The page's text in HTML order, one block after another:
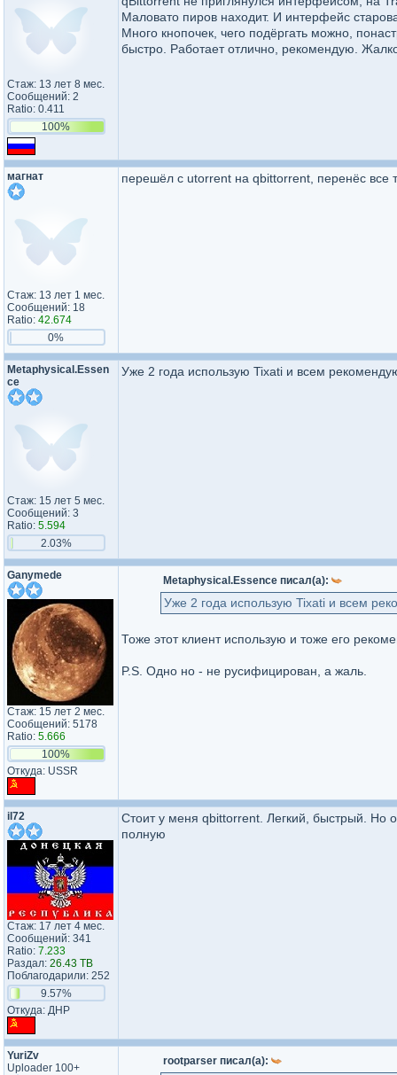
Стаж: 13 лет 8 мес.
Сообщений: 2
Ratio: 0.411
100%
Маловато пиров находит. И интерфейс
Много кнопочек, чего подёргать можно,
быстро. Работает отлично, рекомендую.
магнат
Стаж: 13 лет 1 мес.
Сообщений: 18
Ratio: 42.674
0%
перешёл с utorrent на qbittorrent, перенёс все
Metaphysi​cal.Essen​
ce​
Стаж: 15 лет 5 мес.
Сообщений: 3
Ratio: 5.594
2.03%
Уже 2 года использую Tixati и всем
Ganymede
Стаж: 15 лет 2 мес.
Сообщений: 5178
Ratio: 5.666
100%
Откуда: USSR
Metaphysical.Essence писал(а):
Уже 2 года использую Tixati и всем
Тоже этот клиент использую и тоже его
P.S. Одно но - не русифицирован, а жаль.
il72
Стаж: 17 лет 4 мес.
Сообщений: 341
Ratio: 7.233
Раздал: 26.43 TB
Поблагодарили: 252
9.57%
Откуда: ДНР
Стоит у меня qbittorrent. Легкий, быстрый. Но
полную
YuriZv
Uploader 100+
rootparser писал(а):